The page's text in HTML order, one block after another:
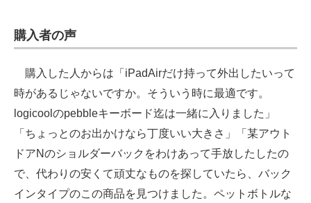
購入者の声
購入した人からは「iPadAirだけ持って外出したいって
時があるじゃないですか。そういう時に最適です。
logicoolのpebbleキーボード迄は一緒に入りました」
「ちょっとのお出かけなら丁度いい大きさ」「某アウト
ドアNのショルダーバックをわけあって手放したしたの
で、代わりの安くて頑丈なものを探していたら、バック
インタイプのこの商品を見つけました。ペットボトルな